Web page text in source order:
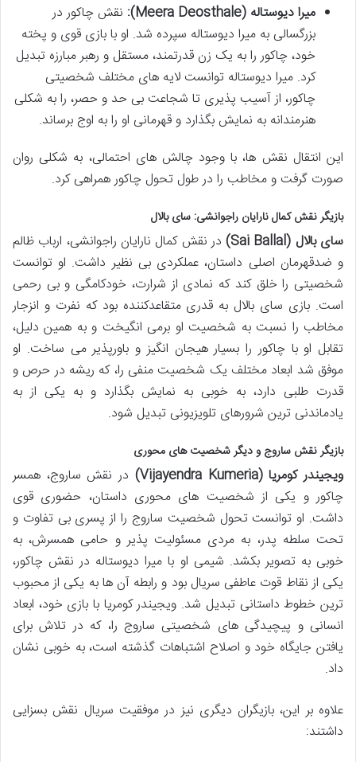
میرا دیوستاله (Meera Deosthale):
نقش چاکور در
بزرگسالی به میرا دیوستاله سپرده شد. او با بازی قوی و پخته
خود، چاکور را به یک زن قدرتمند، مستقل و رهبر مبارزه تبدیل
کرد. میرا دیوستاله توانست لایه های مختلف شخصیتی
چاکور، از آسیب پذیری تا شجاعت بی حد و حصر، را به شکلی
هنرمندانه به نمایش بگذارد و قهرمانی او را به اوج برساند.
این انتقال نقش ها، با وجود چالش های احتمالی، به شکلی روان
صورت گرفت و مخاطب را در طول تحول چاکور همراهی کرد.
بازیگر نقش کمال نارایان راجوانشی: سای بالال
سای بالال (Sai Ballal)
در نقش کمال نارایان راجوانشی، ارباب ظالم
و ضدقهرمان اصلی داستان، عملکردی بی نظیر داشت. او توانست
شخصیتی را خلق کند که نمادی از شرارت، خودکامگی و بی رحمی
است. بازی سای بالال به قدری متقاعدکننده بود که نفرت و انزجار
مخاطب را نسبت به شخصیت او برمی انگیخت و به همین دلیل،
تقابل او با چاکور را بسیار هیجان انگیز و باورپذیر می ساخت. او
موفق شد ابعاد مختلف یک شخصیت منفی را، که ریشه در حرص و
قدرت طلبی دارد، به خوبی به نمایش بگذارد و به یکی از به
یادماندنی ترین شرورهای تلویزیونی تبدیل شود.
بازیگر نقش ساروج و دیگر شخصیت های محوری
ویجیندر کومریا (Vijayendra Kumeria)
در نقش ساروج، همسر
چاکور و یکی از شخصیت های محوری داستان، حضوری قوی
داشت. او توانست تحول شخصیت ساروج را از پسری بی تفاوت و
تحت سلطه پدر، به مردی مسئولیت پذیر و حامی همسرش، به
خوبی به تصویر بکشد. شیمی او با میرا دیوستاله در نقش چاکور،
یکی از نقاط قوت عاطفی سریال بود و رابطه آن ها به یکی از محبوب
ترین خطوط داستانی تبدیل شد. ویجیندر کومریا با بازی خود، ابعاد
انسانی و پیچیدگی های شخصیتی ساروج را، که در تلاش برای
یافتن جایگاه خود و اصلاح اشتباهات گذشته است، به خوبی نشان
داد.
علاوه بر این، بازیگران دیگری نیز در موفقیت سریال نقش بسزایی
داشتند: